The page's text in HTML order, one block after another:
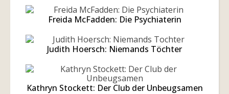
Freida McFadden: Die Psychiaterin
Judith Hoersch: Niemands Töchter
Kathryn Stockett: Der Club der Unbeugsamen